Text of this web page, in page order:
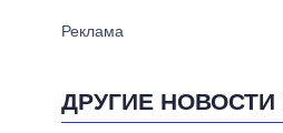
ДРУГИЕ НОВОСТИ